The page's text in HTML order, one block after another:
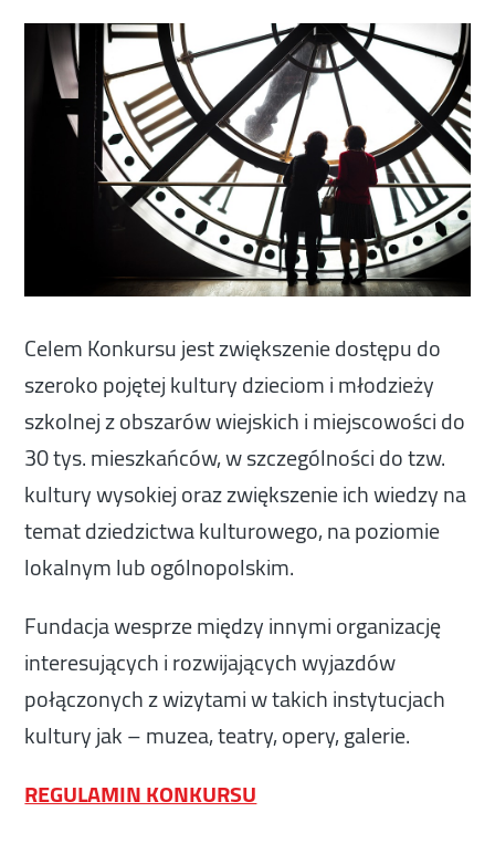
Celem Konkursu jest zwiększenie dostępu do
szeroko pojętej kultury dzieciom i młodzieży
szkolnej z obszarów wiejskich i miejscowości do
30 tys. mieszkańców, w szczególności do tzw.
kultury wysokiej oraz zwiększenie ich wiedzy na
temat dziedzictwa kulturowego, na poziomie
lokalnym lub ogólnopolskim.
Fundacja wesprze między innymi organizację
interesujących i rozwijających wyjazdów
połączonych z wizytami w takich instytucjach
kultury jak – muzea, teatry, opery, galerie.
REGULAMIN KONKURSU